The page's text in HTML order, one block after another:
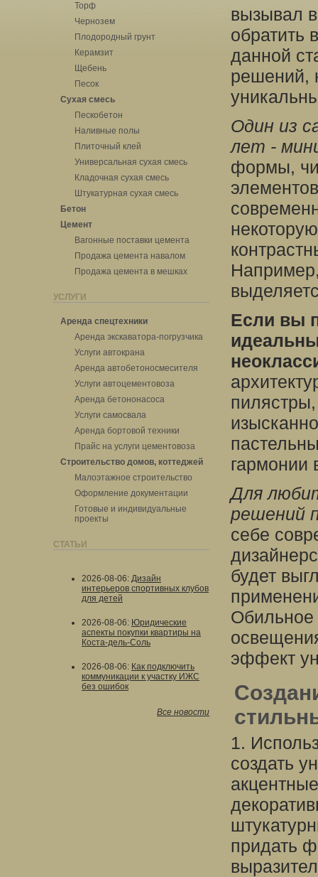
Торф
Чернозем
Плодородный грунт
Керамзит
Щебень
Песок
Сухая смесь
Пескобетон
Наливные полы
Плиточный клей
Универсальная сухая смесь
Кладочная сухая смесь
Штукатурная сухая смесь
Бетон
Цемент
Вагонные поставки цемента
Продажа цемента навалом
Продажа цемента в мешках
УСЛУГИ
Аренда спецтехники
Аренда экскаватора-погрузчика
Услуги автокрана
Аренда автобетоносмесителя
Услуги автоцементовоза
Аренда бетононасоса
Услуги самосвала
Аренда бортовой техники
Прайс на услуги цементовоза
Строительство домов, коттеджей
Малоэтажное строительство
Оформление документации
Готовые и индивидуальные
проекты
СТАТЬИ
2026-08-06: Дизайн
интерьеров спортивных клубов
для детей
2026-08-06: Юридические
аспекты покупки квартиры на
Коста-дель-Соль
2026-08-06: Как подключить
коммуникации к участку ИЖС
без ошибок
Все новости
вызывал
обратить
данной
решений,
Один из
лет -
формы,
Если вы
гармонии
Для
решений
себе
будет
Обильное
эффект
1.
создать
придать